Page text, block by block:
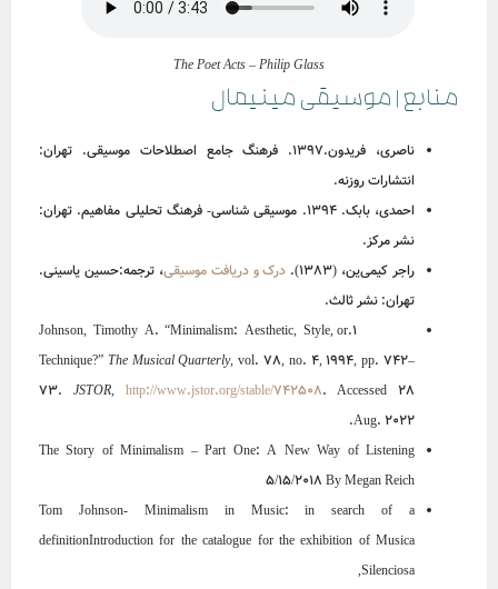
The Poet Acts – Philip Glass
منابع | موسیقی مینیمال
ناصری، فریدون.1397. فرهنگ جامع اصطلاحات موسیقی. تهران:
انتشارات روزنه.
احمدی، بابک. 1394. موسیقی شناسی- فرهنگ تحلیلی مفاهیم. تهران:
نشر مرکز.
راجر کیمی‌ین، (1383).
درک و دریافت موسیقی، ترجمه:حسین یاسینی.
تهران: نشر ثالث.
1.Johnson, Timothy A. “Minimalism: Aesthetic, Style, or
Technique?” The Musical Quarterly, vol. 78, no. 4, 1994, pp. 742–
73. JSTOR, http://www.jstor.org/stable/742508. Accessed 28
Aug. 2022.
The Story of Minimalism – Part One: A New Way of Listening
5/15/2018 By Megan Reich
Tom Johnson- Minimalism in Music: in search of a
definitionIntroduction for the catalogue for the exhibition of Musica
Silenciosa,